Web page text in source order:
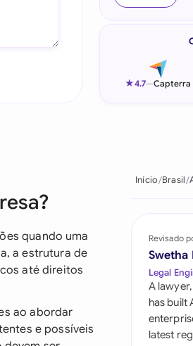
Italia
Philippines
Saudi Arabia
★4.7—Capterra
quando uma
a estrutura de
até direitos
ao abordar
e possíveis
Início Brasil
Revisado
Swetha
Legal
A
has built
latest